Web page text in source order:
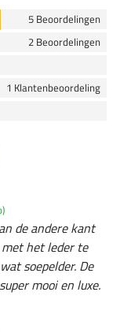
5 Beoordelingen
2 Beoordelingen
1 Klantenbeoordeling
de andere kant
het leder te
soepelder. De
mooi en luxe.